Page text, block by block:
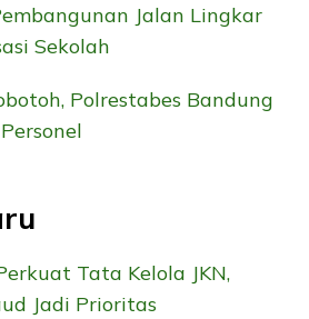
Jalan Lingkar
Sekolah
Polrestabes Bandung
Tata Kelola JKN,
Jadi Prioritas